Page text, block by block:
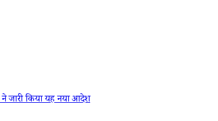
जारी किया यह नया आदेश